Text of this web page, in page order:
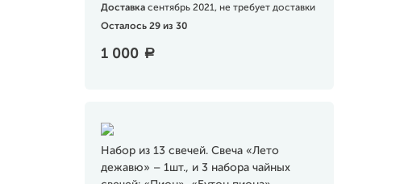
Доставка сентябрь 2021, не требует доставки
Осталось 29 из 30
1 000 a
Набор из 13 свечей. Свеча «Лето
дежавю» – 1шт., и 3 набора чайных